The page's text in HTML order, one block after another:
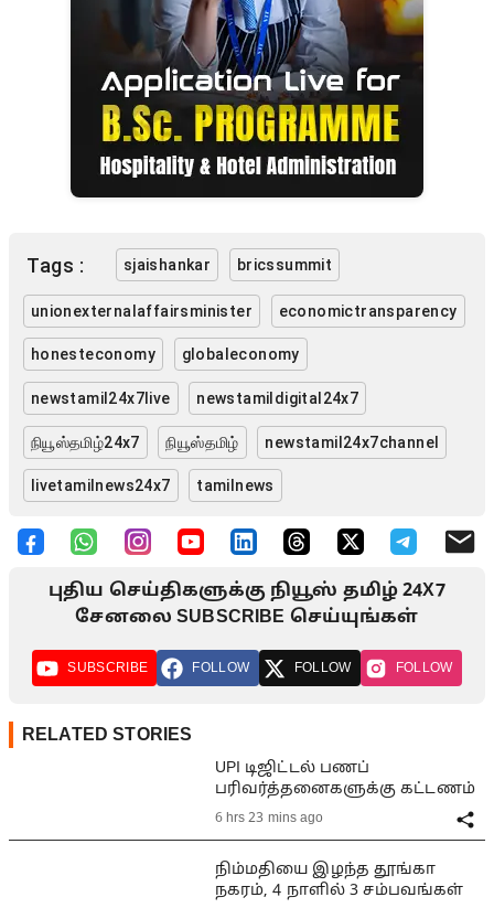
Tags : sjaishankar bricssummit
unionexternalaffairsminister economictransparency
honesteconomy globaleconomy
newstamil24x7live newstamildigital24x7
நியூஸ்தமிழ்24x7 நியூஸ்தமிழ் newstamil24x7channel
livetamilnews24x7 tamilnews
புதிய செய்திகளுக்கு நியூஸ் தமிழ் 24X7
சேனலை SUBSCRIBE செய்யுங்கள்
SUBSCRIBE FOLLOW FOLLOW FOLLOW
RELATED STORIES
UPI டிஜிட்டல் பணப்
பரிவர்த்தனைகளுக்கு கட்டணம்
6 hrs 23 mins ago
நிம்மதியை இழந்த தூங்கா
நகரம், 4 நாளில் 3 சம்பவங்கள்